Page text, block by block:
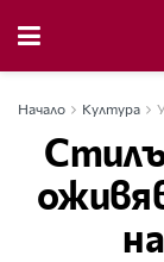
Начало Култура